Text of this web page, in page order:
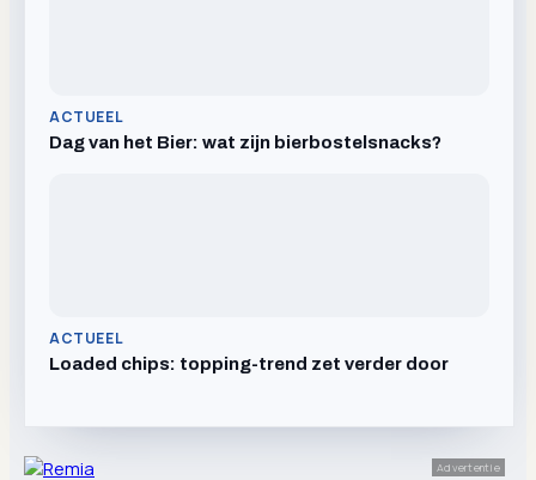
ACTUEEL
Dag van het Bier: wat zijn bierbostelsnacks?
ACTUEEL
Loaded chips: topping-trend zet verder door
Advertentie